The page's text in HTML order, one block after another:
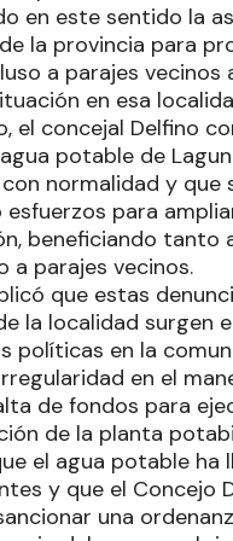
en este sentido la
la provincia para
a parajes vecinos
en esa
el concejal Delfino
potable de
normalidad y que
esfuerzos para
beneficiando tanto
a parajes vecinos.
que estas
la localidad surgen
políticas en la
en el
de fondos para
de la planta
el agua potable ha
y que el Concejo
una